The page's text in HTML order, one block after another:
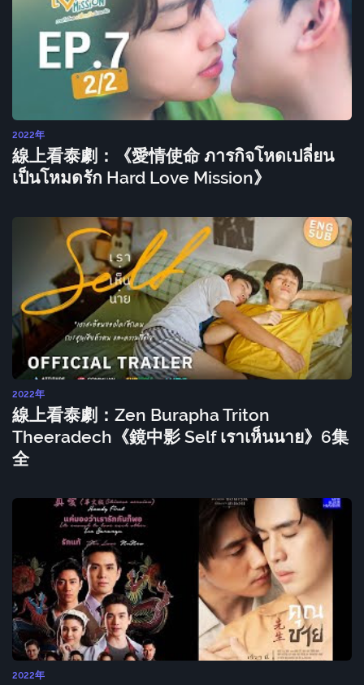
2022年
線上看泰劇：《愛情使命 ภารกิจโหดเปลี่ยน
เป็นโหมดรัก Hard Love Mission》
2022年
線上看泰劇：Zen Burapha Triton
Theeradech《鏡中影 Self เราเห็นนาย》6集
全
2022年